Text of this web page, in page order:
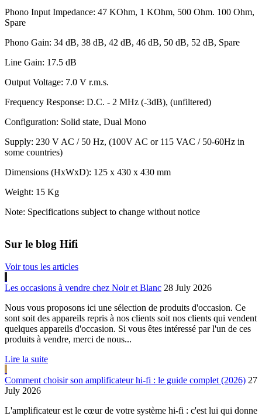
Phono Input Impedance: 47 KOhm, 1 KOhm, 500 Ohm. 100 Ohm,
Spare
Phono Gain: 34 dB, 38 dB, 42 dB, 46 dB, 50 dB, 52 dB, Spare
Line Gain: 17.5 dB
Output Voltage: 7.0 V r.m.s.
Frequency Response: D.C. - 2 MHz (-3dB), (unfiltered)
Configuration: Solid state, Dual Mono
Supply: 230 V AC / 50 Hz, (100V AC or 115 VAC / 50-60Hz in
some countries)
Dimensions (HxWxD): 125 x 430 x 430 mm
Weight: 15 Kg
Note: Specifications subject to change without notice
Sur le blog Hifi
Voir tous les articles
Les occasions à vendre chez Noir et Blanc 28 July 2026
Nous vous proposons ici une sélection de produits d'occasion. Ce
sont soit des appareils repris à nos clients soit nos clients qui vendent
quelques appareils d'occasion. Si vous êtes intéressé par l'un de ces
produits à vendre, merci de nous...
Lire la suite
Comment choisir son amplificateur hi-fi : le guide complet (2026) 27
July 2026
L'amplificateur est le cœur de votre système hi-fi : c'est lui qui donne